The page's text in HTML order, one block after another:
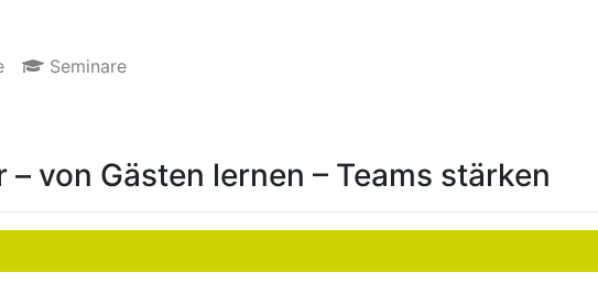
Seminare
von Gästen lernen – Teams stärken